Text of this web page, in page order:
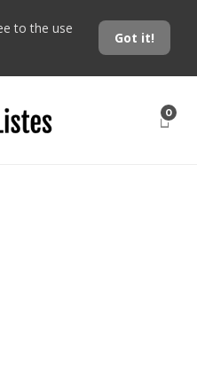
to the use
Got it!
0